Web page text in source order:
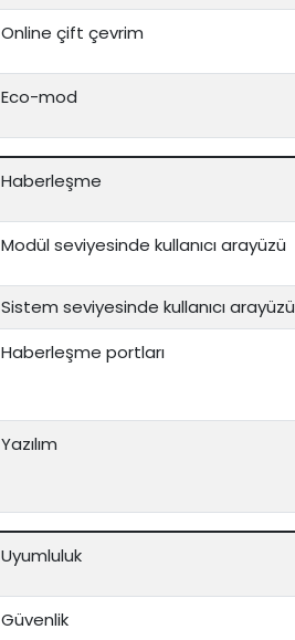
Online çift çevrim
Eco-mod
Haberleşme
Modül seviyesinde kullanıcı arayüzü
Sistem seviyesinde kullanıcı arayüzü
Haberleşme portları
Yazılım
Uyumluluk
Güvenlik